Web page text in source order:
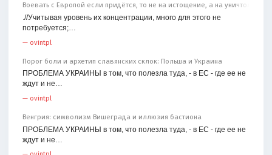
Воевать с Европой если придётся, то не на истощение, а на уничтожение
.//Учитывая уровень их концентрации, много для этого не
потребуется;…
— ovintpl
Порог боли и архетип славянских склок: Польша и Украина
ПРОБЛЕМА УКРАИНЫ в том, что полезла туда, - в ЕС - где ее не
ждут и не…
— ovintpl
Венгрия: символизм Вишеграда и иллюзия бастиона
ПРОБЛЕМА УКРАИНЫ в том, что полезла туда, - в ЕС - где ее не
ждут и не…